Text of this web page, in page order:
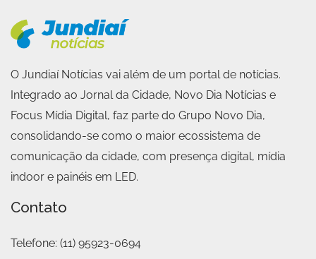
O Jundiaí Notícias vai além de um portal de notícias.
Integrado ao Jornal da Cidade, Novo Dia Notícias e
Focus Mídia Digital, faz parte do Grupo Novo Dia,
consolidando-se como o maior ecossistema de
comunicação da cidade, com presença digital, mídia
indoor e painéis em LED.
Contato
Telefone: (11) 95923-0694